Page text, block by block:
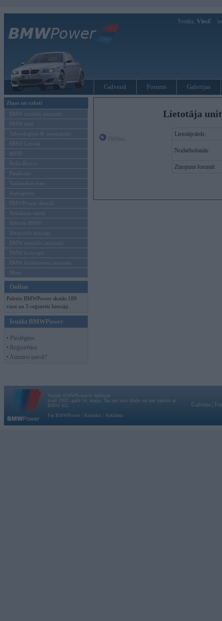
Sveiks, Viesi!
Galvenā Forums Galerijas
Ziņas un raksti
BMW modeļu jaunumi
BMW testi
Tehnoloģijas & sasniegumi
BMW Latvijā
MINI
Rolls-Royce
Pasākumi
Vadāmības tests
Autosports
BMWPower aktuāli
Reklāmas raksti
Mēneša BMW
Sērijveida tūnings
BMW pasaules jaunumi
BMW koncepti
BMW konkurentu jaunumi
Moto
Online
Pašreiz BMWPower skatās 189
viesi un 5 reģistrēti lietotāji.
Ienākt BMWPower
• Pieslēgties
• Reģistrēties
• Aizmirsi paroli?
Lietotāja
Lietotājvārds:
Nodarbošanās:
Ziņojumi forumā:
Vortāls BMWPower.lv darbojas
kopš 2002. gada 14. maija. Tas nav auto klubs un nav saistīts ar
BMW AG.
Par BMWPower
Kontakti Reklāma
Galvena